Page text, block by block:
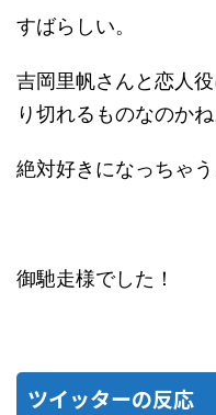
すばらしい。
吉岡里帆さんと恋人
り切れるものなのかね
絶対好きになっちゃう
御馳走様でした！
ツイッターの反応